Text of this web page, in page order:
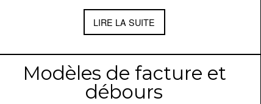
LIRE LA SUITE
Modèles de facture et
débours